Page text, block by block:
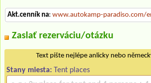
Akt.cenník na: www.autokamp-paradiso.com/
Zaslať rezerváciu/otázku
Text pište nejlépe anlicky nebo
Stany miesta: Tent places